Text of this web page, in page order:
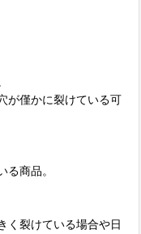
が僅かに裂けている可
商品。
く裂けている場合や日